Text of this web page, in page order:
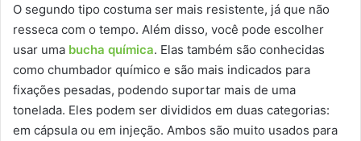
O segundo tipo costuma ser mais resistente, já que não
resseca com o tempo. Além disso, você pode escolher
usar uma bucha química. Elas também são conhecidas
como chumbador químico e são mais indicados para
fixações pesadas, podendo suportar mais de uma
tonelada. Eles podem ser divididos em duas categorias:
em cápsula ou em injeção. Ambos são muito usados para